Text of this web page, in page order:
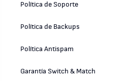
Política de Soporte
Política de Backups
Política Antispam
Garantía Switch & Match